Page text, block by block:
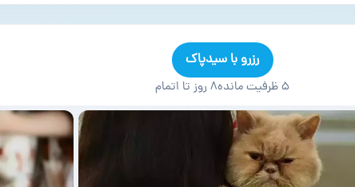
رزرو با سیدپاک
۵ ظرفیت مانده ۸ روز تا اتمام